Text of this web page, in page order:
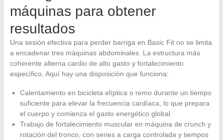
máquinas para obtener
resultados
Una sesión efectiva para perder barriga en Basic Fit no se limita
a encadenar tres máquinas abdominales. La estructura más
coherente alterna cardio de alto gasto y fortalecimiento
específico. Aquí hay una disposición que funciona:
Calentamiento en bicicleta elíptica o remo durante un tiempo
suficiente para elevar la frecuencia cardíaca, lo que prepara
el cuerpo y comienza el gasto energético global
Trabajo de fortalecimiento muscular en máquina de crunch y
rotación del tronco, con series a carga controlada y tiempos